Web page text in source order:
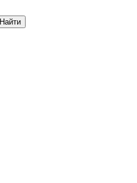
Найти